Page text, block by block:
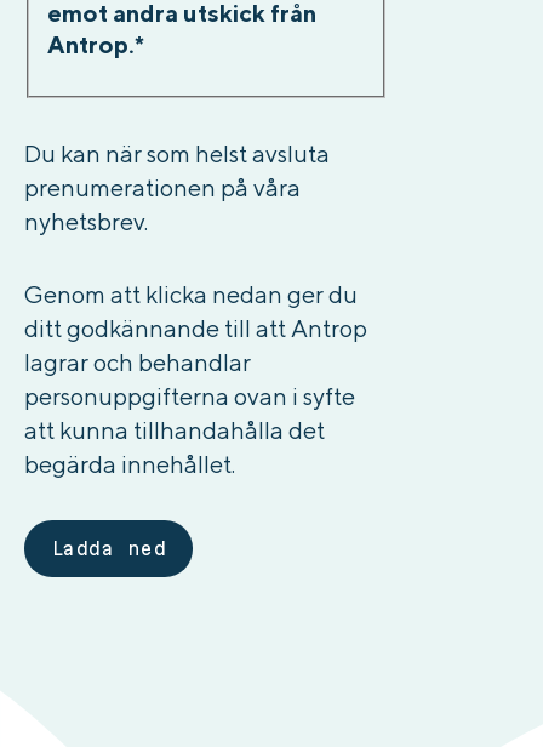
emot andra utskick från
Antrop.*
Du kan när som helst avsluta
prenumerationen på våra
nyhetsbrev.
Genom att klicka nedan ger du
ditt godkännande till att Antrop
lagrar och behandlar
personuppgifterna ovan i syfte
att kunna tillhandahålla det
begärda innehållet.
Ladda ned